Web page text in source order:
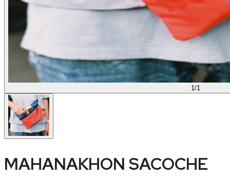
1/1
MAHANAKHON SACOCHE